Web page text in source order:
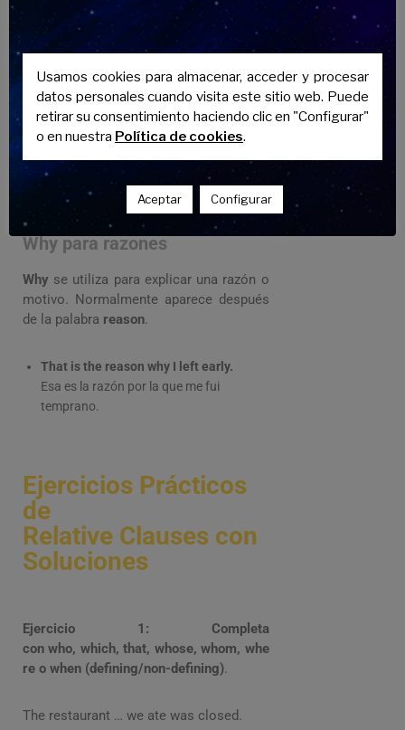
When para momentos
When
se usa para hablar de momentos,
fechas, días, años o periodos de tiempo.
Equivale a “cuando” o “en el que” en
español.
Recuerdo el día en que nos conocimos.
Why para razones
Why se utiliza para explicar una razón o
motivo. Normalmente aparece después
de la palabra reason.
That is the reason why I left early.
Esa es la razón por la que me fui
temprano.
Ejercicios Prácticos
de
Relative Clauses con
Soluciones
Ejercicio 1: Completa
con who, which, that, whose, whom, whe
re o when (defining/non-defining).
The restaurant … we ate was closed.
Usamos cookies para almacenar, acceder y procesar
datos personales cuando visita este sitio web. Puede
retirar su consentimiento haciendo clic en "Configurar"
o en nuestra Política de cookies.
Aceptar Configurar